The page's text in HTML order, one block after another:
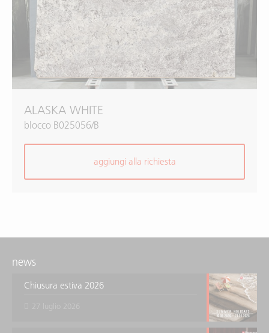
ALASKA WHITE
blocco B025056/B
aggiungi alla richiesta
news
Chiusura estiva 2026